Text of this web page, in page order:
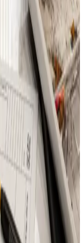
|
кухонь.
рыбу и овощи с
modules-